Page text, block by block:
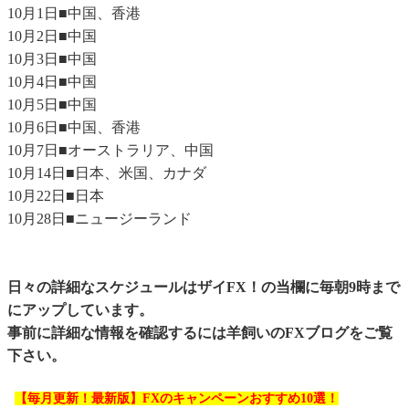
10月1日■中国、香港
10月2日■中国
10月3日■中国
10月4日■中国
10月5日■中国
10月6日■中国、香港
10月7日■オーストラリア、中国
10月14日■日本、米国、カナダ
10月22日■日本
10月28日■ニュージーランド
日々の詳細なスケジュールはザイFX！の当欄に毎朝9時まで
にアップしています。
事前に詳細な情報を確認するには羊飼いのFXブログをご覧
下さい。
【毎月更新！最新版】FXのキャンペーンおすすめ10選！